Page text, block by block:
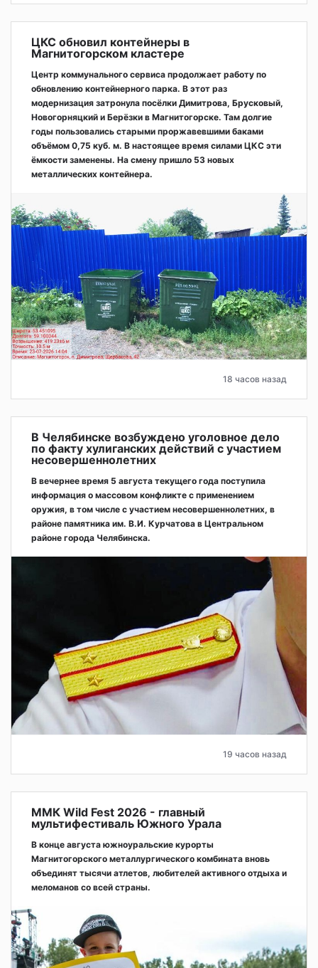
ЦКС обновил контейнеры в
Магнитогорском кластере
Центр коммунального сервиса продолжает работу по
обновлению контейнерного парка. В этот раз
модернизация затронула посёлки Димитрова, Брусковый,
Новогорняцкий и Берёзки в Магнитогорске. Там долгие
годы пользовались старыми проржавевшими баками
объёмом 0,75 куб. м. В настоящее время силами ЦКС эти
ёмкости заменены. На смену пришло 53 новых
металлических контейнера.
18 часов назад
В Челябинске возбуждено уголовное дело
по факту хулиганских действий с участием
несовершеннолетних
В вечернее время 5 августа текущего года поступила
информация о массовом конфликте с применением
оружия, в том числе с участием несовершеннолетних, в
районе памятника им. В.И. Курчатова в Центральном
районе города Челябинска.
19 часов назад
ММК Wild Fest 2026 - главный
мультифестиваль Южного Урала
В конце августа южноуральские курорты
Магнитогорского металлургического комбината вновь
объединят тысячи атлетов, любителей активного отдыха и
меломанов со всей страны.